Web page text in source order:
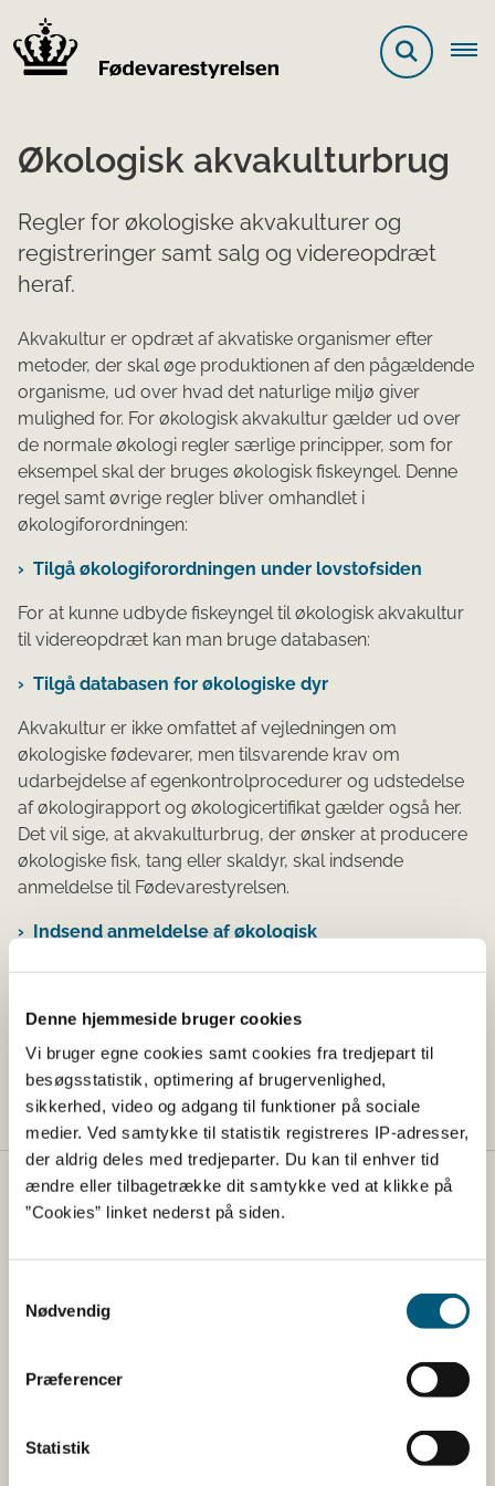
Denne hjemmeside bruger cookies
Vi bruger egne cookies samt cookies fra tredjepart til
besøgsstatistik, optimering af brugervenlighed,
sikkerhed, video og adgang til funktioner på sociale
medier. Ved samtykke til statistik registreres IP-adresser,
der aldrig deles med tredjeparter. Du kan til enhver tid
ændre eller tilbagetrække dit samtykke ved at klikke på
”Cookies” linket nederst på siden.
Nødvendig
Præferencer
Statistik
Økologisk akvakulturbrug
Regler for økologiske akvakulturer og
registreringer samt salg og videreopdræt
heraf.
Akvakultur er opdræt af akvatiske organismer efter
metoder, der skal øge produktionen af den pågældende
organisme, ud over hvad det naturlige miljø giver
mulighed for. For økologisk akvakultur gælder ud over
de normale økologi regler særlige principper, som for
eksempel skal der bruges økologisk fiskeyngel. Denne
regel samt øvrige regler bliver omhandlet i
økologiforordningen:
Tilgå økologiforordningen under lovstofsiden
For at kunne udbyde fiskeyngel til økologisk akvakultur
til videreopdræt kan man bruge databasen:
Tilgå databasen for økologiske dyr
Akvakultur er ikke omfattet af vejledningen om
økologiske fødevarer, men tilsvarende krav om
udarbejdelse af egenkontrolprocedurer og uds​tedelse
af økologirapport og økologicertifikat gælder også her.
Det vil sige, at akvakulturbrug, der ønsker at producere
økologiske fisk, tang eller skaldyr, skal indsende
anmeldelse til Fødevarestyrelsen.
Indsend anmeldelse af økologisk
Det anbefales, at Fødevarestyrelsen afdeling
VeterinærSyd, Akvakultur, kontaktes forinden på
Styrelsens hovednummer +45 72 27 69 00.
Fødevarestyrelsen
dyresundhed og sikker, sund mad. Vi står bag De
fra cafeer, restauranter og supermarkeder.
Kontakt